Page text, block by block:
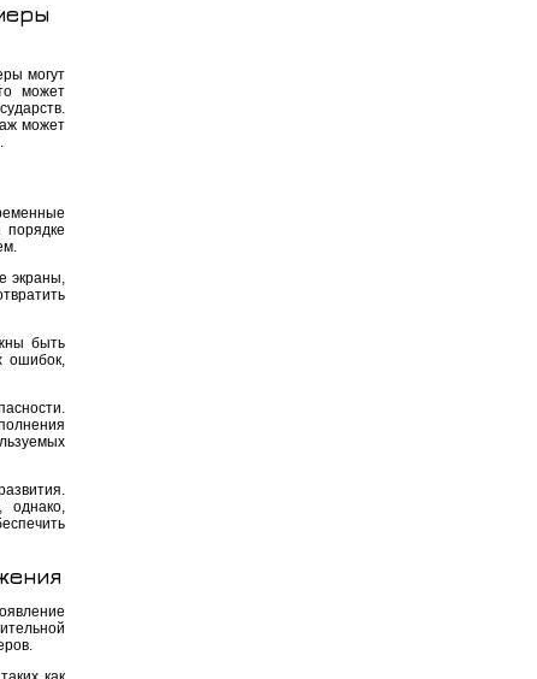
могут
может
может
экраны,
быть
ошибок,
однако,